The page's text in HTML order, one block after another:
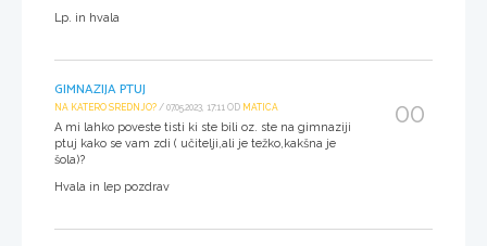
Lp. in hvala
GIMNAZIJA PTUJ
NA KATERO SREDNJO? / 07.05.2023, 17:11 OD MATICA
A mi lahko poveste tisti ki ste bili oz. ste na gimnaziji
ptuj kako se vam zdi ( učitelji,ali je težko,kakšna je
šola)?
Hvala in lep pozdrav
00